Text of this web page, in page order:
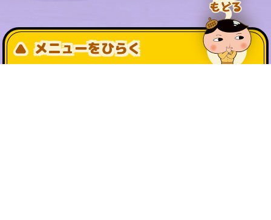
メニューをひらく
公式SNS一覧